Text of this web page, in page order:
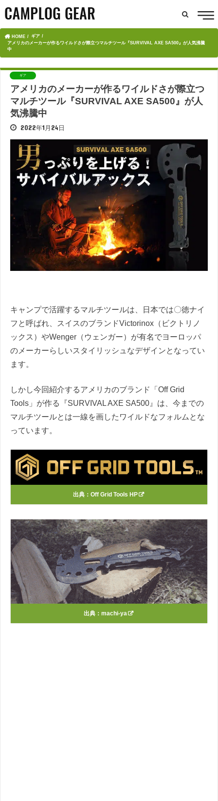
HOME
ギア
アメリカのメーカーが作るワイルドさが際立つマルチツール『SURVIVAL AXE SA500』が人気沸騰
中
ギア
アメリカのメーカーが作るワイルドさが際立つ
マルチツール『SURVIVAL AXE SA500』が人
気沸騰中
2022年1月24日
キャンプで活躍するマルチツールは、日本では〇徳ナイ
フと呼ばれ、スイスのブランドVictorinox（ビクトリノ
ックス）やWenger（ウェンガー）が有名でヨーロッパ
のメーカーらしいスタイリッシュなデザインとなってい
ます。
しかし今回紹介するアメリカのブランド「Off Grid
Tools」が作る『SURVIVAL AXE SA500』は、今までの
マルチツールとは一線を画したワイルドなフォルムとな
っています。
出典： Off Grid Tools HP
出典： machi-ya